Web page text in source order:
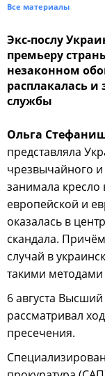
Все материалы
Экс-послу
премьеру
незаконном
расплакалась и
службы
Ольга
представляла
чрезвычайного
занимала
европейской и
оказалась в
скандала.
случай в
такими
6 августа
рассматривал
пресечения.